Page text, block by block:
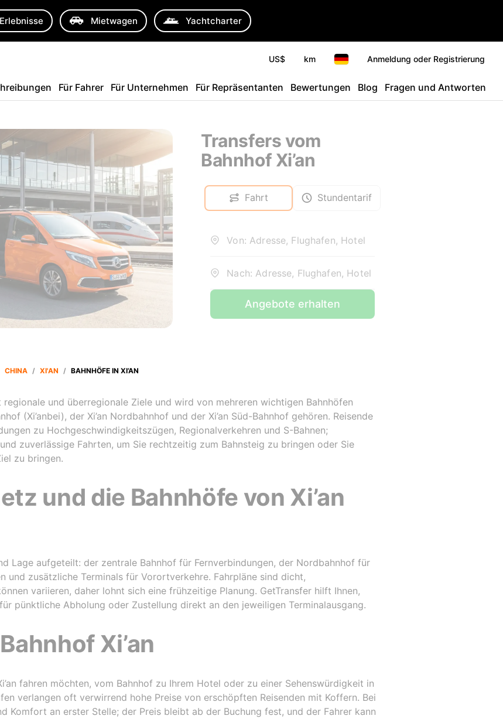
Erlebnisse Mietwagen Yachtcharter
US$ km Anmeldung oder Registrierung
Für Fahrer Für Unternehmen Für Repräsentanten Bewertungen Blog Fragen und Antworten
Transfers vom
Bahnhof Xi’an
Fahrt Stundentarif
Von: Adresse, Flughafen, Hotel
Nach: Adresse, Flughafen, Hotel
Angebote erhalten
CHINA / XI'AN / BAHNHÖFE IN XI’AN
regionale und überregionale Ziele und wird von mehreren wichtigen Bahnhöfen
(Xi’anbei), der Xi’an Nordbahnhof und der Xi’an Süd-Bahnhof gehören. Reisende
zu Hochgeschwindigkeitszügen, Regionalverkehren und S-Bahnen;
zuverlässige Fahrten, um Sie rechtzeitig zum Bahnsteig zu bringen oder Sie
zu bringen.
und die Bahnhöfe von Xi’an
Lage aufgeteilt: der zentrale Bahnhof für Fernverbindungen, der Nordbahnhof für
und zusätzliche Terminals für Vorortverkehre. Fahrpläne sind dicht,
variieren, daher lohnt sich eine frühzeitige Planung. GetTransfer hilft Ihnen,
pünktliche Abholung oder Zustellung direkt an den jeweiligen Terminalausgang.
Xi’an
fahren möchten, vom Bahnhof zu Ihrem Hotel oder zu einer Sehenswürdigkeit in
verlangen oft verwirrend hohe Preise von erschöpften Reisenden mit Koffern. Bei
Komfort an erster Stelle; der Preis bleibt ab der Buchung fest, und der Fahrer kann